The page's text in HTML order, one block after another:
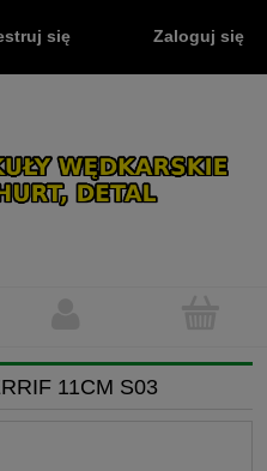
się Zaloguj się
11CM S03